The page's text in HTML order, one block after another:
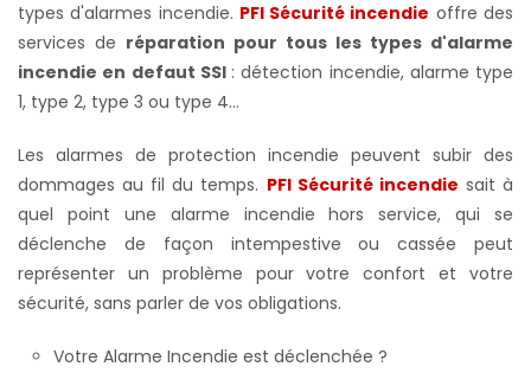
types d'alarmes incendie. PFI Sécurité incendie offre des
services de réparation pour tous les types d'alarme
incendie en defaut SSI : détection incendie, alarme type
1, type 2, type 3 ou type 4...
Les alarmes de protection incendie peuvent subir des
dommages au fil du temps. PFI Sécurité incendie sait à
quel point une alarme incendie hors service, qui se
déclenche de façon intempestive ou cassée peut
représenter un problème pour votre confort et votre
sécurité, sans parler de vos obligations.
Votre Alarme Incendie est déclenchée ?